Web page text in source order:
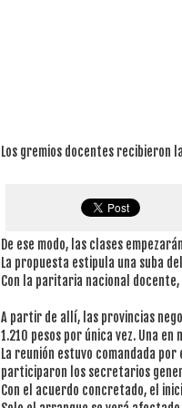
Los gremios docentes recibieron
De ese modo, las clases
La propuesta estipula una suba
Con la paritaria nacional
A partir de allí, las provincias
1.210 pesos por única vez. Una
La reunión estuvo comandada
participaron los secretarios
Con el acuerdo concretado, el